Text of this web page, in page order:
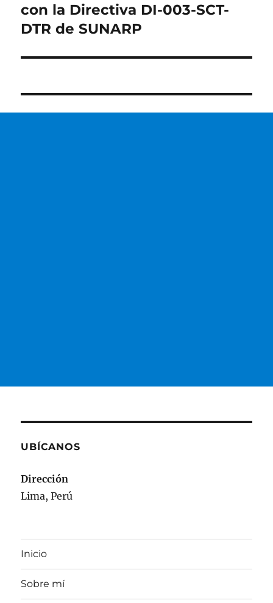
siguiente:
con la Directiva DI-003-SCT-
DTR de SUNARP
UBÍCANOS
Dirección
Lima, Perú
Inicio
Sobre mí